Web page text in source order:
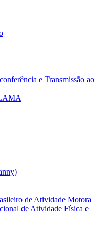
e Transmissão ao
de Atividade Motora
de Atividade Física e